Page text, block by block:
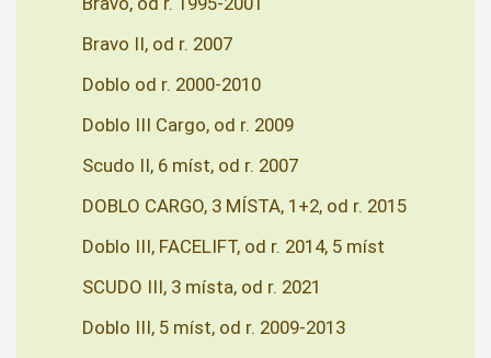
Bravo II, od r. 2007
Doblo od r. 2000-2010
Doblo III Cargo, od r. 2009
Scudo II, 6 míst, od r. 2007
DOBLO CARGO, 3 MÍSTA, 1+2, od r. 2015
Doblo III, FACELIFT, od r. 2014, 5 míst
SCUDO III, 3 místa, od r. 2021
Doblo III, 5 míst, od r. 2009-2013